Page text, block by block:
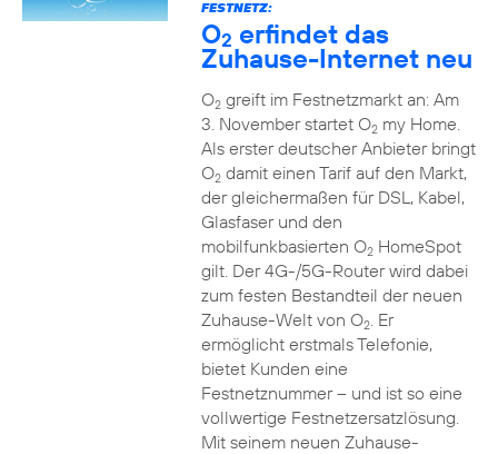
FESTNETZ:
O2 erfindet das
Zuhause-Internet neu
O2greift im Festnetzmarkt an: Am
3. November startet O2my Home.
Als erster deutscher Anbieter bringt
O2damit einen Tarif auf den Markt,
der gleichermaßen für DSL, Kabel,
Glasfaser und den
mobilfunkbasierten O2HomeSpot
gilt. Der 4G-/5G-Router wird dabei
zum festen Bestandteil der neuen
Zuhause-Welt von O2. Er
ermöglicht erstmals Telefonie,
bietet Kunden eine
Festnetznummer – und ist so eine
vollwertige Festnetzersatzlösung.
Mit seinem neuen Zuhause-